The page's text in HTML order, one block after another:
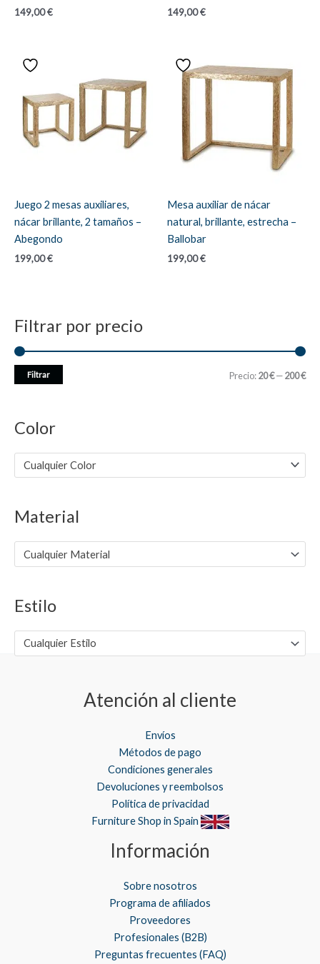
Filtrar por precio
P
i
P
i
Filtrar Precio:20 €—200 €
Color
Cualquier Color
Material
Cualquier Material
Estilo
Cualquier Estilo
149,00€ 149,00€
Juego 2 mesas auxiliares,
nácar brillante, 2 tamaños –
Abegondo
199,00€
Mesa auxiliar de nácar
natural, brillante, estrecha –
Ballobar
199,00€
Atención al cliente
Envíos
Métodos de pago
Condiciones generales
Devoluciones y reembolsos
Política de privacidad
Furniture Shop in Spain
Información
Sobre nosotros
Programa de afiliados
Proveedores
Profesionales (B2B)
Preguntas frecuentes (FAQ)